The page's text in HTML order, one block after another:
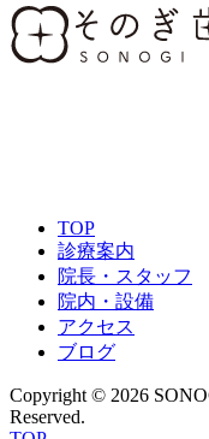
TOP
診療案内
院長・スタッフ
院内・設備
アクセス
ブログ
Copyright © 2026
Reserved.